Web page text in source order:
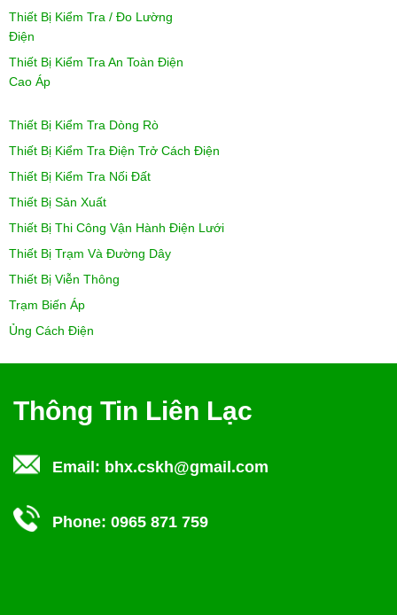
Thiết Bị Kiểm Tra / Đo Lường
Điện
Thiết Bị Kiểm Tra An Toàn Điện
Cao Áp
Thiết Bị Kiểm Tra Dòng Rò
Thiết Bị Kiểm Tra Điện Trở Cách Điện
Thiết Bị Kiểm Tra Nối Đất
Thiết Bị Sản Xuất
Thiết Bị Thi Công Vận Hành Điện Lưới
Thiết Bị Trạm Và Đường Dây
Thiết Bị Viễn Thông
Trạm Biến Áp
Ủng Cách Điện
Thông Tin Liên Lạc
Email: bhx.cskh@gmail.com
Phone: 0965 871 759